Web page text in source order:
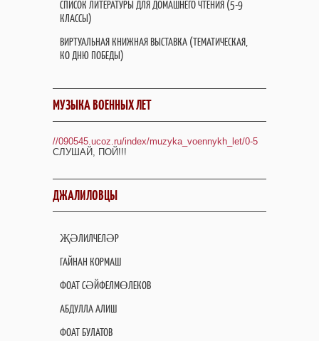
СПИСОК ЛИТЕРАТУРЫ ДЛЯ ДОМАШНЕГО ЧТЕНИЯ (5-9
КЛАССЫ)
ВИРТУАЛЬНАЯ КНИЖНАЯ ВЫСТАВКА (ТЕМАТИЧЕСКАЯ,
КО ДНЮ ПОБЕДЫ)
МУЗЫКА ВОЕННЫХ ЛЕТ
//090545.ucoz.ru/index/muzyka_voennykh_let/0-5
СЛУШАЙ, ПОЙ!!!
ДЖАЛИЛОВЦЫ
ҖӘЛИЛЧЕЛӘР
ГАЙНАН КОРМАШ
ФОАТ СӘЙФЕЛМӨЛЕКОВ
АБДУЛЛА АЛИШ
ФОАТ БУЛАТОВ